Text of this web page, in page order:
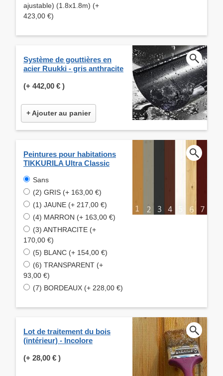
ajustable) (1.8x1.8m) (+
423,00 €)
Système de gouttières en
acier Ruukki - gris anthracite
(+ 442,00 € )
+ Ajouter au panier
Peintures pour habitations
TIKKURILA Ultra Classic
Sans
(2) GRIS (+ 163,00 €)
(1) JAUNE (+ 217,00 €)
(4) MARRON (+ 163,00 €)
(3) ANTHRACITE (+
170,00 €)
(5) BLANC (+ 154,00 €)
(6) TRANSPARENT (+
93,00 €)
(7) BORDEAUX (+ 228,00 €)
Lot de traitement du bois
(intérieur) - Incolore
(+ 28,00 € )